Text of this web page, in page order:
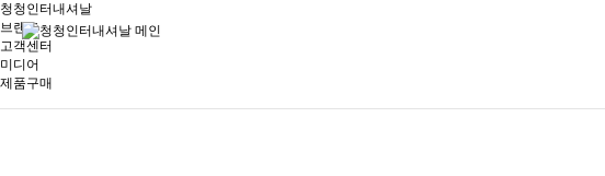
청청인터내셔날
브랜드
고객센터
미디어
제품구매